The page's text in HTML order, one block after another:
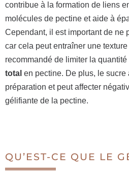
contribue à la formation de liens
molécules de pectine et aide à
Cependant, il est important de ne
car cela peut entraîner une
recommandé de limiter la quantité
total en pectine. De plus, le sucre
préparation et peut affecter
gélifiante de la pectine.
QU’EST-CE QUE LE